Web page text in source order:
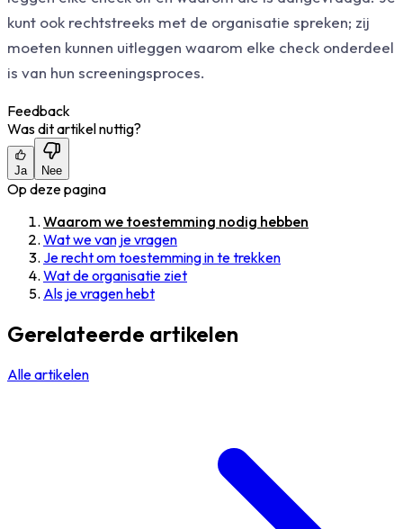
kunt ook rechtstreeks met de organisatie spreken; zij
moeten kunnen uitleggen waarom elke check onderdeel
is van hun screeningsproces.
Feedback
Was dit artikel nuttig?
Ja Nee
Op deze pagina
Waarom we toestemming nodig hebben
Wat we van je vragen
Je recht om toestemming in te trekken
Wat de organisatie ziet
Als je vragen hebt
Gerelateerde artikelen
Alle artikelen